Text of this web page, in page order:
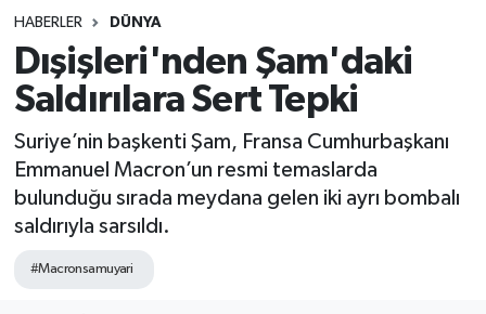
HABERLER DÜNYA
Dışişleri'nden Şam'daki
Saldırılara Sert Tepki
Suriye’nin başkenti Şam, Fransa Cumhurbaşkanı
Emmanuel Macron’un resmi temaslarda
bulunduğu sırada meydana gelen iki ayrı bombalı
saldırıyla sarsıldı.
#Macronsamuyari
Ekonomi
Magazin
Siyaset
Spor
Yaşam
Namaz Vakitleri
Trafik Durumu
Süper Lig Puan Durumu ve Fikstür
Tüm Manşetler
Son Dakika Haberleri